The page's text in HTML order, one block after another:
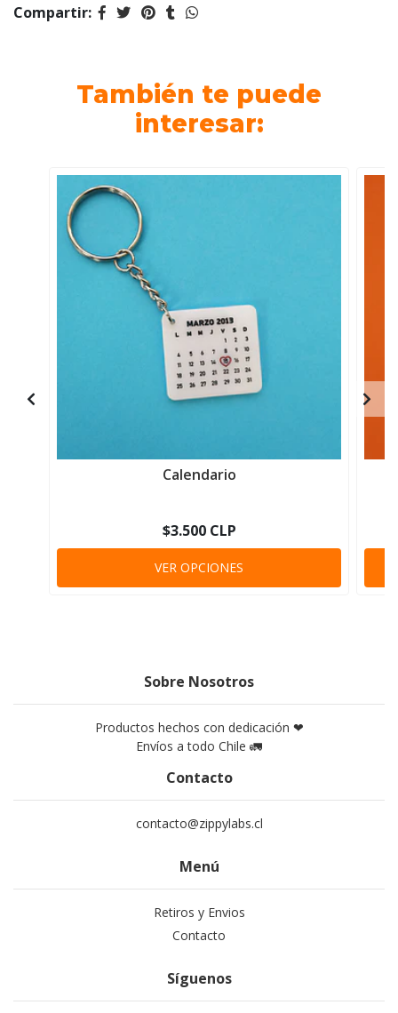
Compartir:
También te puede
interesar:
Calendario
$3.500 CLP
VER OPCIONES
Sobre Nosotros
Productos hechos con dedicación ❤
Envíos a todo Chile 🚛
Contacto
contacto@zippylabs.cl
Menú
Retiros y Envios
Contacto
Síguenos